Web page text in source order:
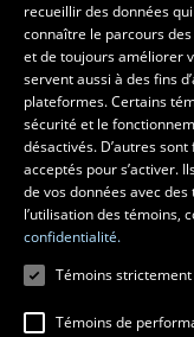
Les écoles et la
École d’architecture
École d’art
École supérieure
régional
Centre de recherche
recueillir des données
connaître le parcours
et de toujours améliorer
servent aussi à des fins
plateformes. Certains
sécurité et le
désactivés. D’autres
acceptés pour s’activer.
de vos données avec
l’utilisation des témoins,
confidentialité.
Témoins
Témoins de